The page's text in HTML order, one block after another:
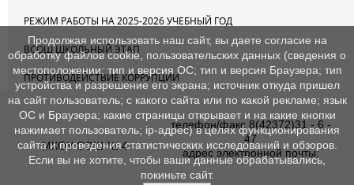
РЕЖИМ РАБОТЫ НА 2025-2026 УЧЕБНЫЙ ГОД
ВСОШ ШКОЛЬНЫЙ ЭТАП
ПРОТИВОДЕЙСТВИЕ КОРРУПЦИИ
МКОУ СОШ № 4
телефон/факс 8(42372)31 - 6 -
47
адрес электронной почты:
school_4_63_63@mail.ru
Продолжая использовать наш сайт, вы даете согласие на
обработку файлов cookie, пользовательских данных (сведения о
местоположении; тип и версия ОС; тип и версия Браузера; тип
устройства и разрешение его экрана; источник откуда пришел
на сайт пользователь; с какого сайта или по какой рекламе; язык
ОС и Браузера; какие страницы открывает и на какие кнопки
нажимает пользователь; ip-адрес) в целях функционирования
сайта и проведения статистических исследований и обзоров.
Если вы не хотите, чтобы ваши данные обрабатывались,
покиньте сайт.